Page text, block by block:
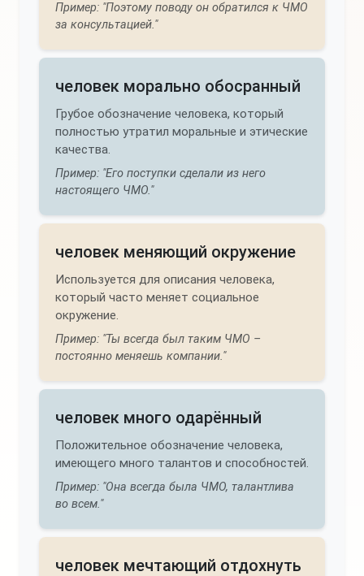
Пример: "Поэтому поводу он обратился к ЧМО
за консультацией."
человек морально обосранный
Грубое обозначение человека, который
полностью утратил моральные и этические
качества.
Пример: "Его поступки сделали из него
настоящего ЧМО."
человек меняющий окружение
Используется для описания человека,
который часто меняет социальное
окружение.
Пример: "Ты всегда был таким ЧМО –
постоянно меняешь компании."
человек много одарённый
Положительное обозначение человека,
имеющего много талантов и способностей.
Пример: "Она всегда была ЧМО, талантлива
во всем."
человек мечтающий отдохнуть